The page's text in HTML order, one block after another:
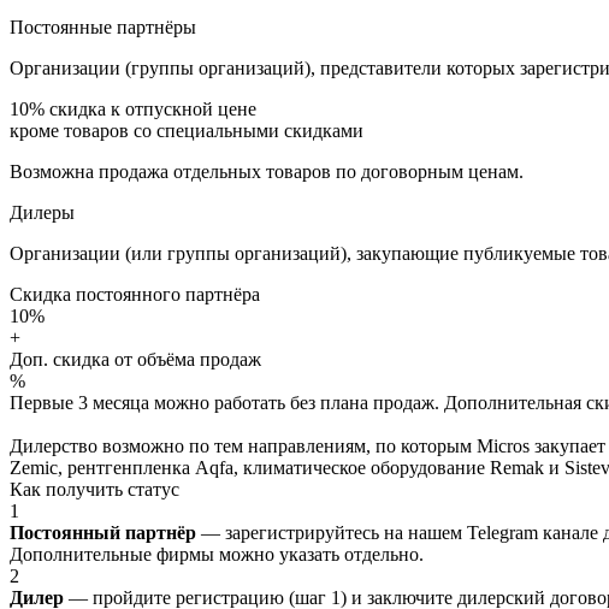
Постоянные партнёры
Организации (группы организаций), представители которых
10% скидка к отпускной цене
кроме товаров со специальными скидками
Возможна продажа отдельных товаров по договорным ценам.
Дилеры
Организации (или группы организаций), закупающие публикуемые
Скидка постоянного партнёра
10%
+
Доп. скидка от объёма продаж
%
Первые 3 месяца можно работать без плана продаж. Дополнительная
Дилерство возможно по тем направлениям, по которым Micros
Zemic, рентгенпленка Aqfa, климатическое оборудование Remak и
Как получить статус
1
Постоянный партнёр — зарегистрируйтесь на нашем Telegram канале
Дополнительные фирмы можно указать отдельно.
2
Дилер — пройдите регистрацию (шаг 1) и заключите дилерский